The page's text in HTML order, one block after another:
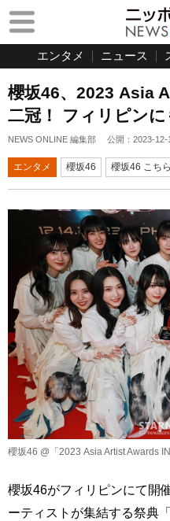
エンタメ ニュース
櫻坂46、2023 Asia
二冠！ フィリピンに
NEWS ONLINE 編集部 公開： 2023-12-
エンタメ 櫻坂46 櫻坂46 こち
櫻坂46 @「2023 Asia Artist Awards
櫻坂46がフィリピンにて開
ーティストが集結する祭典